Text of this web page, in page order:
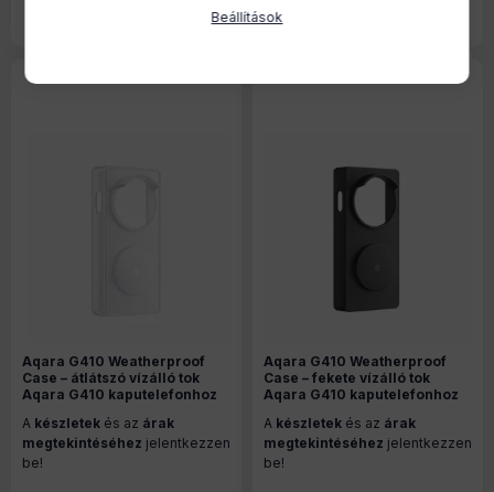
Aqara G410 Weatherproof
Case – átlátszó vízálló tok
Aqara G410 kaputelefonhoz
A készletek és az árak
megtekintéséhez jelentkezzen
be!
Aqara G410 Weatherproof
Case – fekete vízálló tok
Aqara G410 kaputelefonhoz
A készletek és az árak
megtekintéséhez jelentkezzen
be!
Beállítások